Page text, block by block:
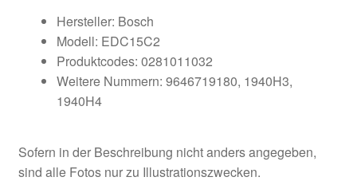
Hersteller: Bosch
Modell: EDC15C2
Produktcodes: 0281011032
Weitere Nummern: 9646719180, 1940H3,
1940H4
Sofern in der Beschreibung nicht anders angegeben,
sind alle Fotos nur zu Illustrationszwecken.